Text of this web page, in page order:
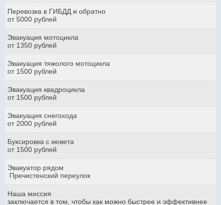
Перевозка в ГИБДД и обратно
от 5000 рублей
Эвакуация мотоцикла
от 1350 рублей
Эвакуация тяжолого мотоцикла
от 1500 рублей
Эвакуация квадроцикла
от 1500 рублей
Эвакуация снегохода
от 2000 рублей
Буксировка с кювета
от 1500 рублей
Эвакуатор рядом
Пречистенский переулок
Наша миссия
заключается в том, чтобы как можно быстрее и эффективнее